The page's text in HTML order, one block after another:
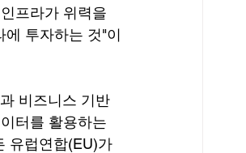
프라가 위력을
투자하는 것"이
비즈니스 기반
터를 활용하는
유럽연합(EU)가